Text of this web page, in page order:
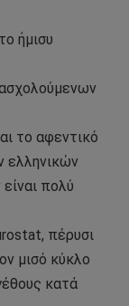
ήμισυ
το αφεντικό
ελληνικών
πολύ
πέρυσι
μισό κύκλο
κατά